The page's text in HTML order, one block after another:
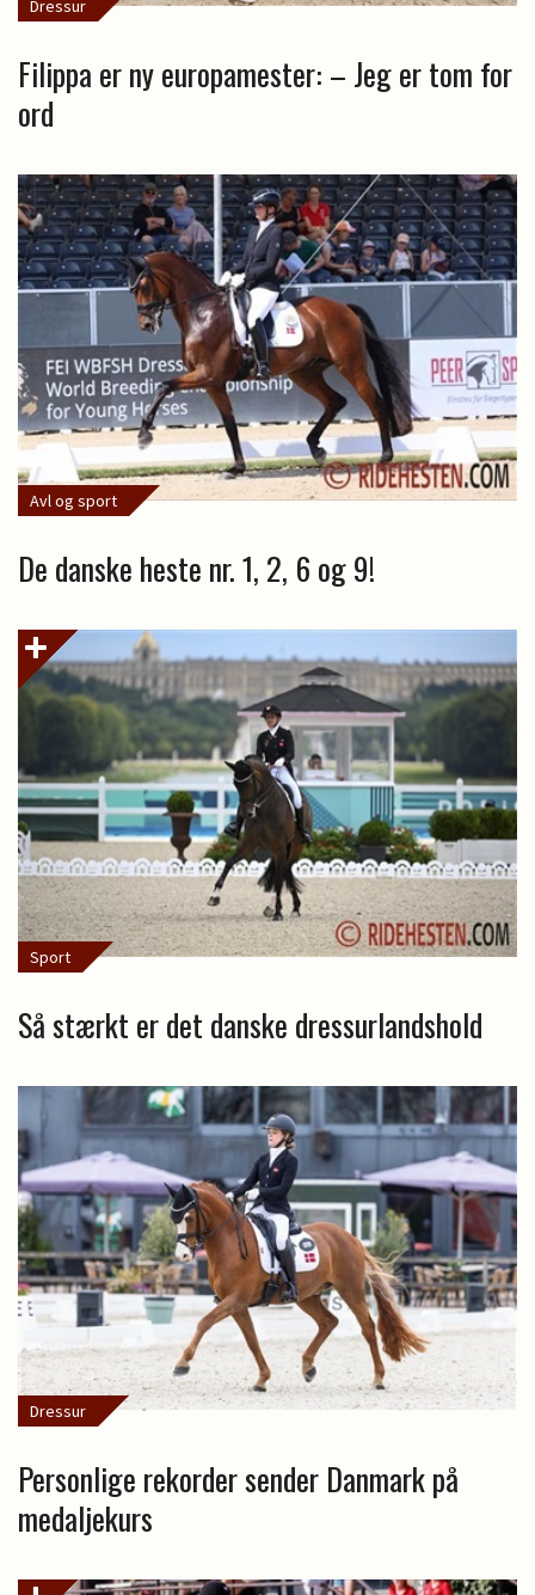
Dressur
Filippa er ny europamester: – Jeg er tom for
ord
Avl og sport
De danske heste nr. 1, 2, 6 og 9!
Sport
Så stærkt er det danske dressurlandshold
Dressur
Personlige rekorder sender Danmark på
medaljekurs